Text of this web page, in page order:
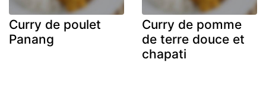
Curry de poulet
Panang
Curry de pomme
de terre douce et
chapati